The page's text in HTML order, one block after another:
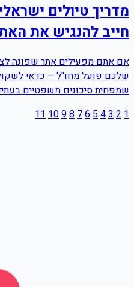
מדריך טיולים
חייב להנגיש את
אם אתם מפעילים אתר שפונה
שלכם פועל מחו"ל – כדאי
שמפחית סיכונים משפטיים
1
2
3
4
5
6
7
8
9
10
11